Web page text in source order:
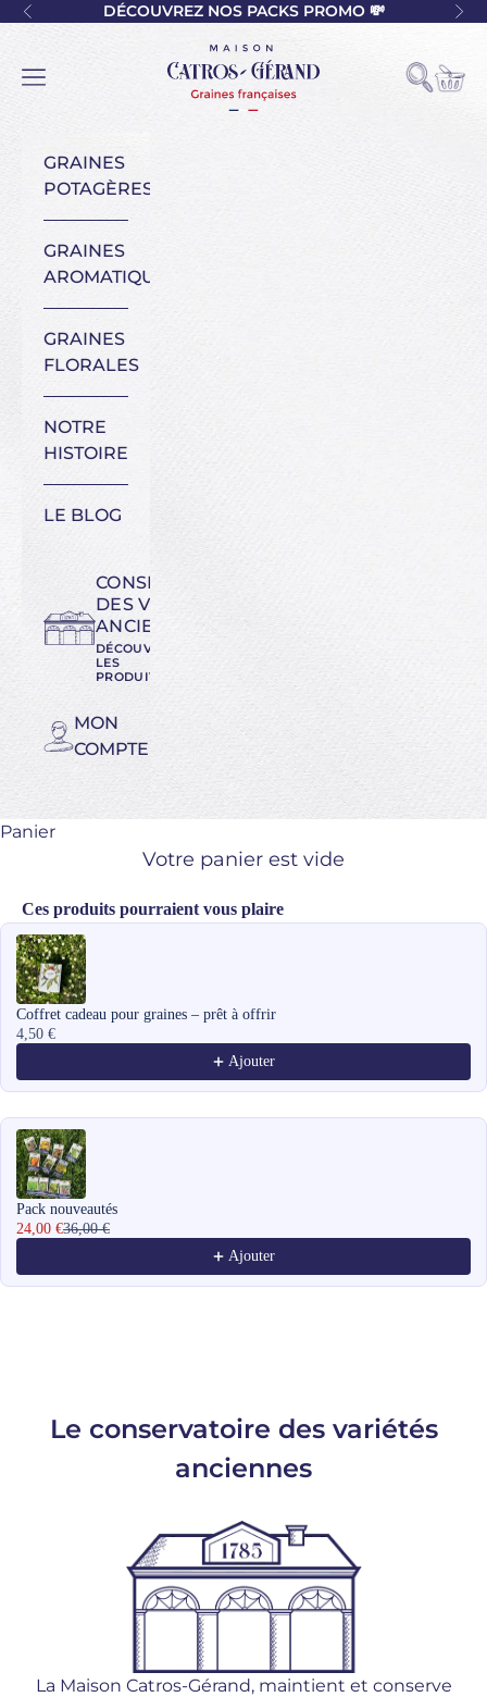
Passer au contenu
PrécédentDÉCOUVREZ NOS PACKS PROMO 💸
Maison Catros-Gérand
Ouvrir la navigation
Ouvrir la
Voir
GRAINES
POTAGÈRES
GRAINES
AROMATIQUES
GRAINES
FLORALES
NOTRE
HISTOIRE
LE BLOG
CONSERVATOIRE
DES VARIÉTÉS
ANCIENNES
DÉCOUVREZ
LES
PRODUITS
MON
COMPTE
Panier
Votre panier est vide
Ces produits pourraient vous plaire
Use the Previous and Next buttons to navigate through product
Coffret cadeau pour graines – prêt à offrir
4,50 €
Ajouter
Pack nouveautés
24,00 €36,00 €
Ajouter
Le conservatoire des variétés
anciennes
La Maison Catros-Gérand, maintient et conserve